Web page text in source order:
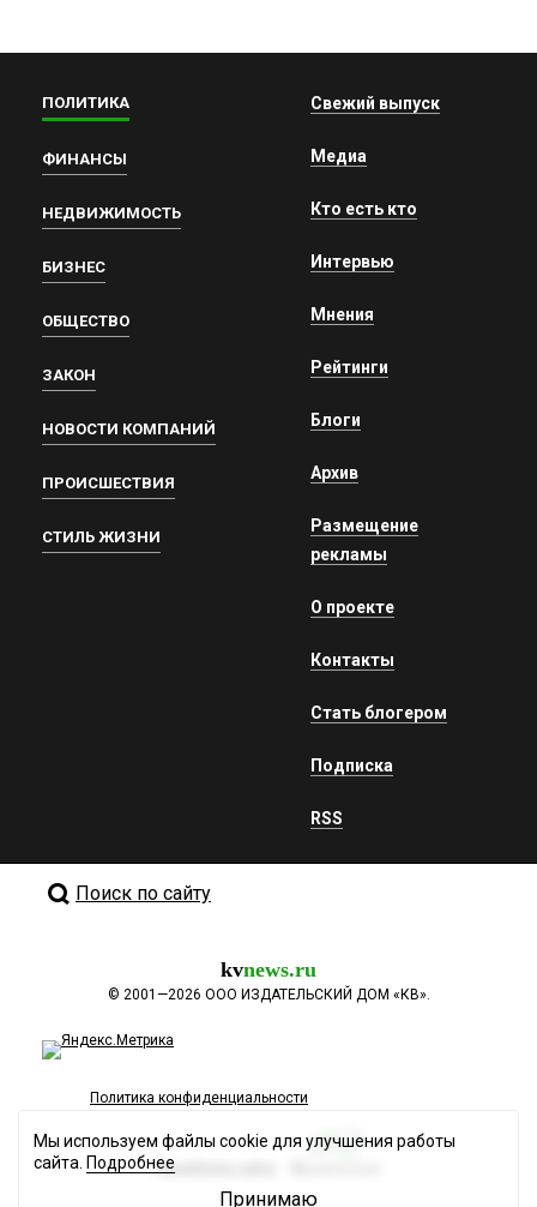
ПОЛИТИКА
ФИНАНСЫ
НЕДВИЖИМОСТЬ
БИЗНЕС
ОБЩЕСТВО
ЗАКОН
НОВОСТИ КОМПАНИЙ
ПРОИСШЕСТВИЯ
СТИЛЬ ЖИЗНИ
Свежий выпуск
Медиа
Кто есть кто
Интервью
Мнения
Рейтинги
Блоги
Архив
Размещение
рекламы
О проекте
Контакты
Стать блогером
Подписка
RSS
Поиск по сайту
kvnews.ru
© 2001—2026 ООО ИЗДАТЕЛЬСКИЙ ДОМ «КВ».
Политика конфиденциальности
Разработка сайта
Мы используем файлы cookie для улучшения работы
сайта. Подробнее
Принимаю